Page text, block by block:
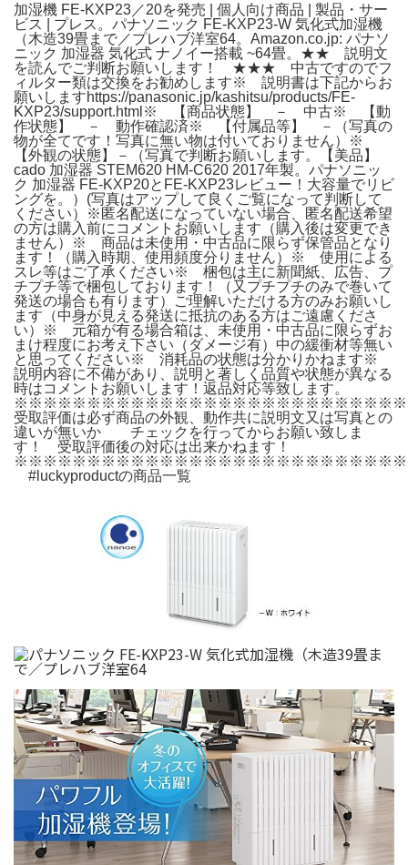
加湿機 FE-KXP23／20を発売 | 個人向け商品 | 製品・サー
ビス | プレス。パナソニック FE-KXP23-W 気化式加湿機
（木造39畳まで／プレハブ洋室64。Amazon.co.jp: パナソ
ニック 加湿器 気化式 ナノイー搭載 ~64畳。★★ 説明文
を読んでご判断お願いします！ ★★★ 中古ですのでフ
ィルター類は交換をお勧めします※ 説明書は下記からお
願いしますhttps://panasonic.jp/kashitsu/products/FE-
KXP23/support.html※ 【商品状態】 － 中古※ 【動
作状態】 － 動作確認済※ 【付属品等】 －（写真の
物が全てです！写真に無い物は付いておりません）※
【外観の状態】－（写真で判断お願いします。【美品】
cado 加湿器 STEM620 HM-C620 2017年製。パナソニッ
ク 加湿器 FE-KXP20とFE-KXP23レビュー！大容量でリビ
ングを。）(写真はアップして良くご覧になって判断して
ください）※匿名配送になっていない場合、匿名配送希望
の方は購入前にコメントお願いします（購入後は変更でき
ません）※ 商品は未使用・中古品に限らず保管品となり
ます！（購入時期、使用頻度分りません）※ 使用による
スレ等はご了承ください※ 梱包は主に新聞紙、広告、プ
チプチ等で梱包しております！（又プチプチのみで巻いて
発送の場合も有ります）ご理解いただける方のみお願いし
ます（中身が見える発送に抵抗のある方はご遠慮くださ
い）※ 元箱が有る場合箱は、未使用・中古品に限らずお
まけ程度にお考え下さい（ダメージ有）中の緩衝材等無い
と思ってください※ 消耗品の状態は分かりかねます※
説明内容に不備があり、説明と著しく品質や状態が異なる
時はコメントお願いします！返品対応等致します。
受取評価は必ず商品の外観、動作共に説明文又は写真との
違いが無いか チェックを行ってからお願い致しま
す！ 受取評価後の対応は出来かねます！
#luckyproductの商品一覧